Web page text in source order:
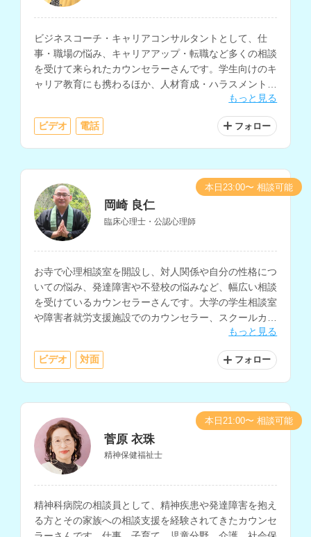
ビジネスコーチ・キャリアコンサルタントとして、仕
事・職場の悩み、キャリアアップ・転職など多くの相談
を受けて来られたカウンセラーさんです。学生向けのキ
ャリア教育にも携わるほか、人材育成・ハラスメント・
コミュニケーションの研修講師としても活動されていま
もっと見る
ビデオ 電話 フォロー
岡崎 良仁
臨床心理士・公認心理師
お寺で心理相談室を開設し、対人関係や自分の性格につ
いての悩み、発達障害や不登校の悩みなど、幅広い相談
を受けているカウンセラーさんです。大学の学生相談室
や障害者就労支援施設でのカウンセラー、スクールカウ
もっと見る
ビデオ 対面 フォロー
本日23:00〜 相談可能
菅原 衣珠
精神保健福祉士
精神科病院の相談員として、精神疾患や発達障害を抱え
る方とその家族への相談支援を経験されてきたカウンセ
本日21:00〜 相談可能